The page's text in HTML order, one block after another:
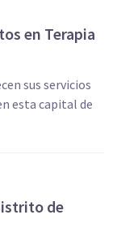
en Terapia
sus servicios
esta capital de
de